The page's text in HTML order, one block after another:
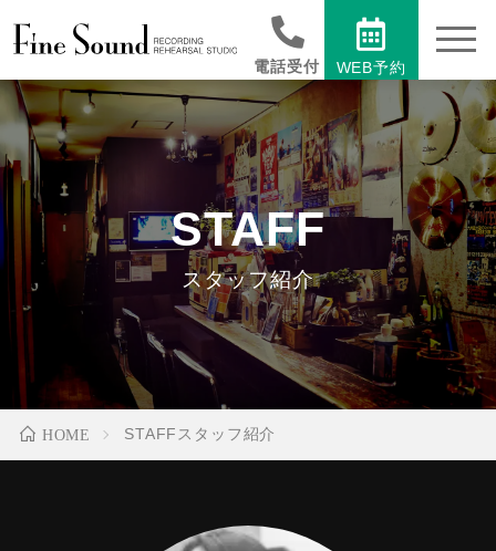
電話受付 WEB予約
toggle
STAFF
スタッフ紹介
HOME STAFF スタッフ紹介